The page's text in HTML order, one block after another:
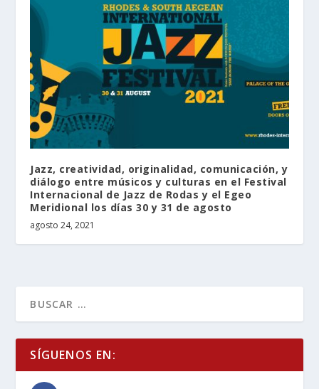
Jazz, creatividad, originalidad, comunicación, y
diálogo entre músicos y culturas en el Festival
Internacional de Jazz de Rodas y el Egeo
Meridional los días 30 y 31 de agosto
agosto 24, 2021
SÍGUENOS EN: